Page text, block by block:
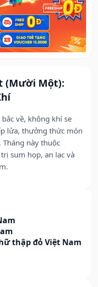
(Mười Một):
về, không khí se
lửa, thưởng thức món
này thuộc
sum họp, an lạc và
thập đỏ Việt Nam